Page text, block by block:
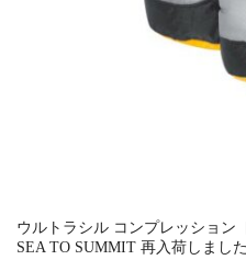
ウルトラシル コンプレッション
SEA TO SUMMIT 再入荷しました